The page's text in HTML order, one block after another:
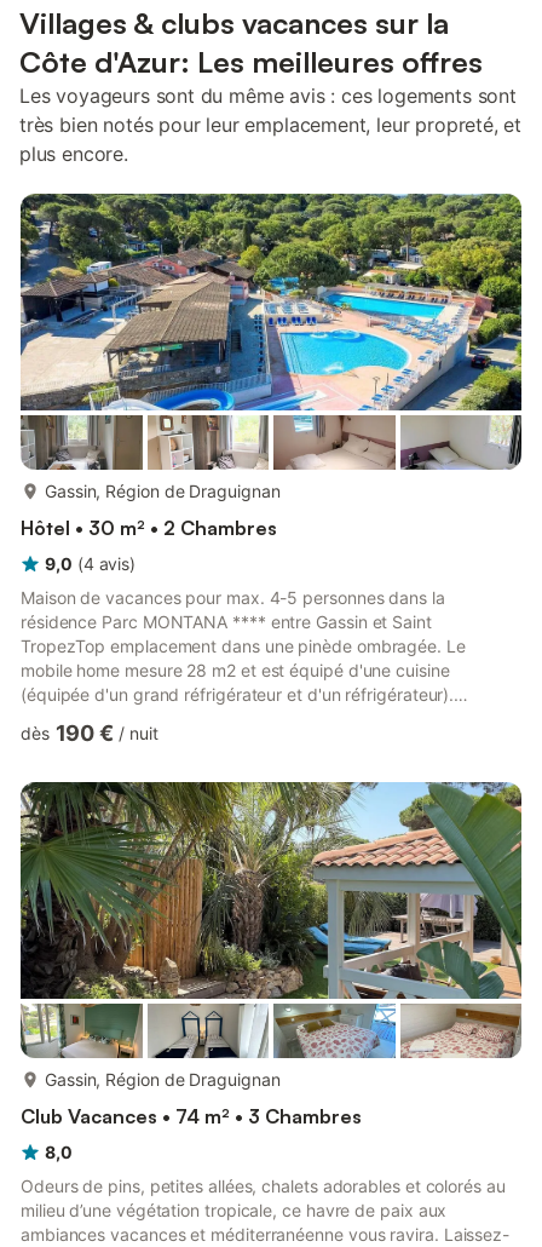
Villages & clubs vacances sur la
Côte d'Azur: Les meilleures offres
Les voyageurs sont du même avis : ces logements sont
très bien notés pour leur emplacement, leur propreté, et
plus encore.
Gassin, Région de Draguignan
Hôtel • 30 m² • 2 Chambres
9,0 (4 avis)
Maison de vacances pour max. 4-5 personnes dans la
résidence Parc MONTANA **** entre Gassin et Saint
TropezTop emplacement dans une pinède ombragée. Le
mobile home mesure 28 m2 et est équipé d'une cuisine
(équipée d'un grand réfrigérateur et d'un réfrigérateur).
plats, etc.), Electro GrillUne chambre avec lit doubleUne
comme couchage supplémentaire. Salle de bain avec
douchetoiletteSat-TV et radio avec CDchauffageTerrasse
éclairée et couverte. Petit jardin et parking. Vous ...
dès 190 € / nuit
Gassin, Région de Draguignan
Club Vacances • 74 m² • 3 Chambres
8,0
Odeurs de pins, petites allées, chalets adorables et colorés au
milieu d’une végétation tropicale, ce havre de paix aux
ambiances vacances et méditerranéenne vous ravira. Laissez-